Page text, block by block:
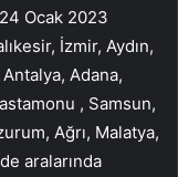
Ocak 2023
İzmir, Aydın,
Adana,
, Samsun,
Ağrı, Malatya,
aralarında